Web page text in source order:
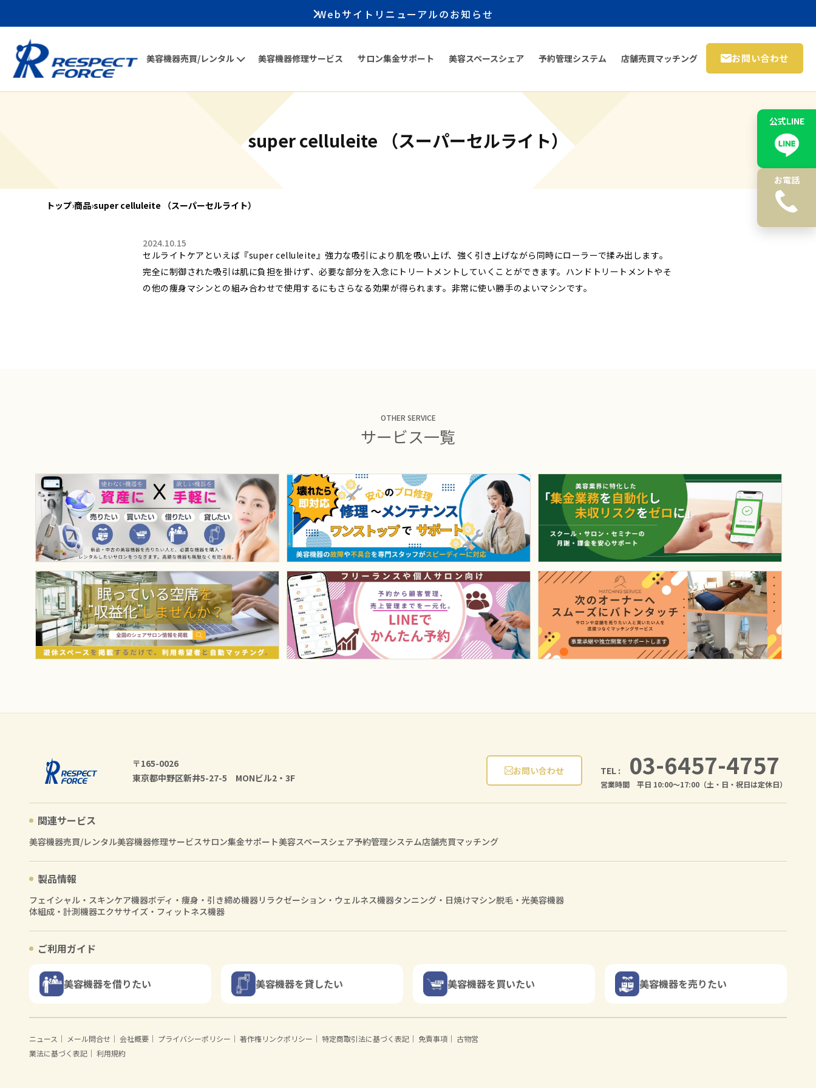
Webサイトリニューアルのお知らせ
美容機器売買/レンタル 美容機器修理サービス サロン集金サポート 美容スペースシェア 予約管理システム 店舗売買マッチング お問い合わせ
公式LINE
お電話
super celluleite （スーパーセルライト）
トップ›商品›super celluleite （スーパーセルライト）
2024.10.15
セルライトケアといえば『super celluleite』強力な吸引により肌を吸い上げ、強く引き上げながら同時にローラーで揉み出します。
完全に制御された吸引は肌に負担を掛けず、必要な部分を入念にトリートメントしていくことができます。ハンドトリートメントやそ
の他の痩身マシンとの組み合わせで使用するにもさらなる効果が得られます。非常に使い勝手のよいマシンです。
OTHER SERVICE
サービス一覧
〒165-0026
東京都中野区新井5-27-5 MONビル2・3F
お問い合わせ TEL : 03-6457-4757
営業時間 平日 10:00〜17:00（土・日・祝日は定休日）
関連サービス
美容機器売買/レンタル美容機器修理サービスサロン集金サポート美容スペースシェア予約管理システム店舗売買マッチング
製品情報
フェイシャル・スキンケア機器ボディ・痩身・引き締め機器リラクゼーション・ウェルネス機器タンニング・日焼けマシン脱毛・光美容機器
体組成・計測機器エクササイズ・フィットネス機器
ご利用ガイド
美容機器を借りたい 美容機器を貸したい 美容機器を買いたい 美容機器を売りたい
ニュース ｜ メール問合せ ｜ 会社概要 ｜ プライバシーポリシー ｜ 著作権リンクポリシー ｜ 特定商取引法に基づく表記 ｜ 免責事項 ｜ 古物営
業法に基づく表記 ｜ 利用規約